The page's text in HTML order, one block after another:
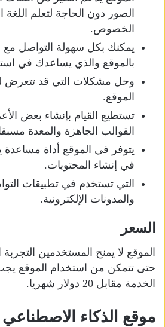
الصور دون الحاجة لتعلم اللغة
الخصوص.
يمكنك بكل سهولة التواصل
بالموقع والذي يساعدك في
وحل مشكلات التي قد تتعرض
الموقع.
تستطيع القيام بإنشاء بعض
القوالب الجاهزة والمعدة
يتوفر في الموقع أداة مساعدة
في إنشاء المحتويات.
التي تستخدم في تطبيقات
والمدونات الإلكترونية.
السعر
الموقع لا يمنح المستخدمين التجربة
حتى تتمكن من استخدام الموقع
الخدمة مقابل 20 دولار شهريا.
موقع الذكاء